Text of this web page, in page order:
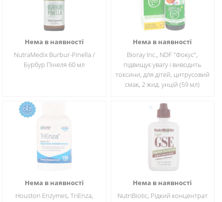
Нема в наявності
NutraMedix Burbur-Pinella /
Бурбур Пінеля 60 мл
Нема в наявності
Bioray Inc., NDF "Фокус",
підвищує увагу і виводить
токсини, для дітей, цитрусовий
смак, 2 жид. унцій (59 мл)
Нема в наявності
Houston Enzymes, TriEnza,
Нема в наявності
NutriBiotic, Рідкий концентрат